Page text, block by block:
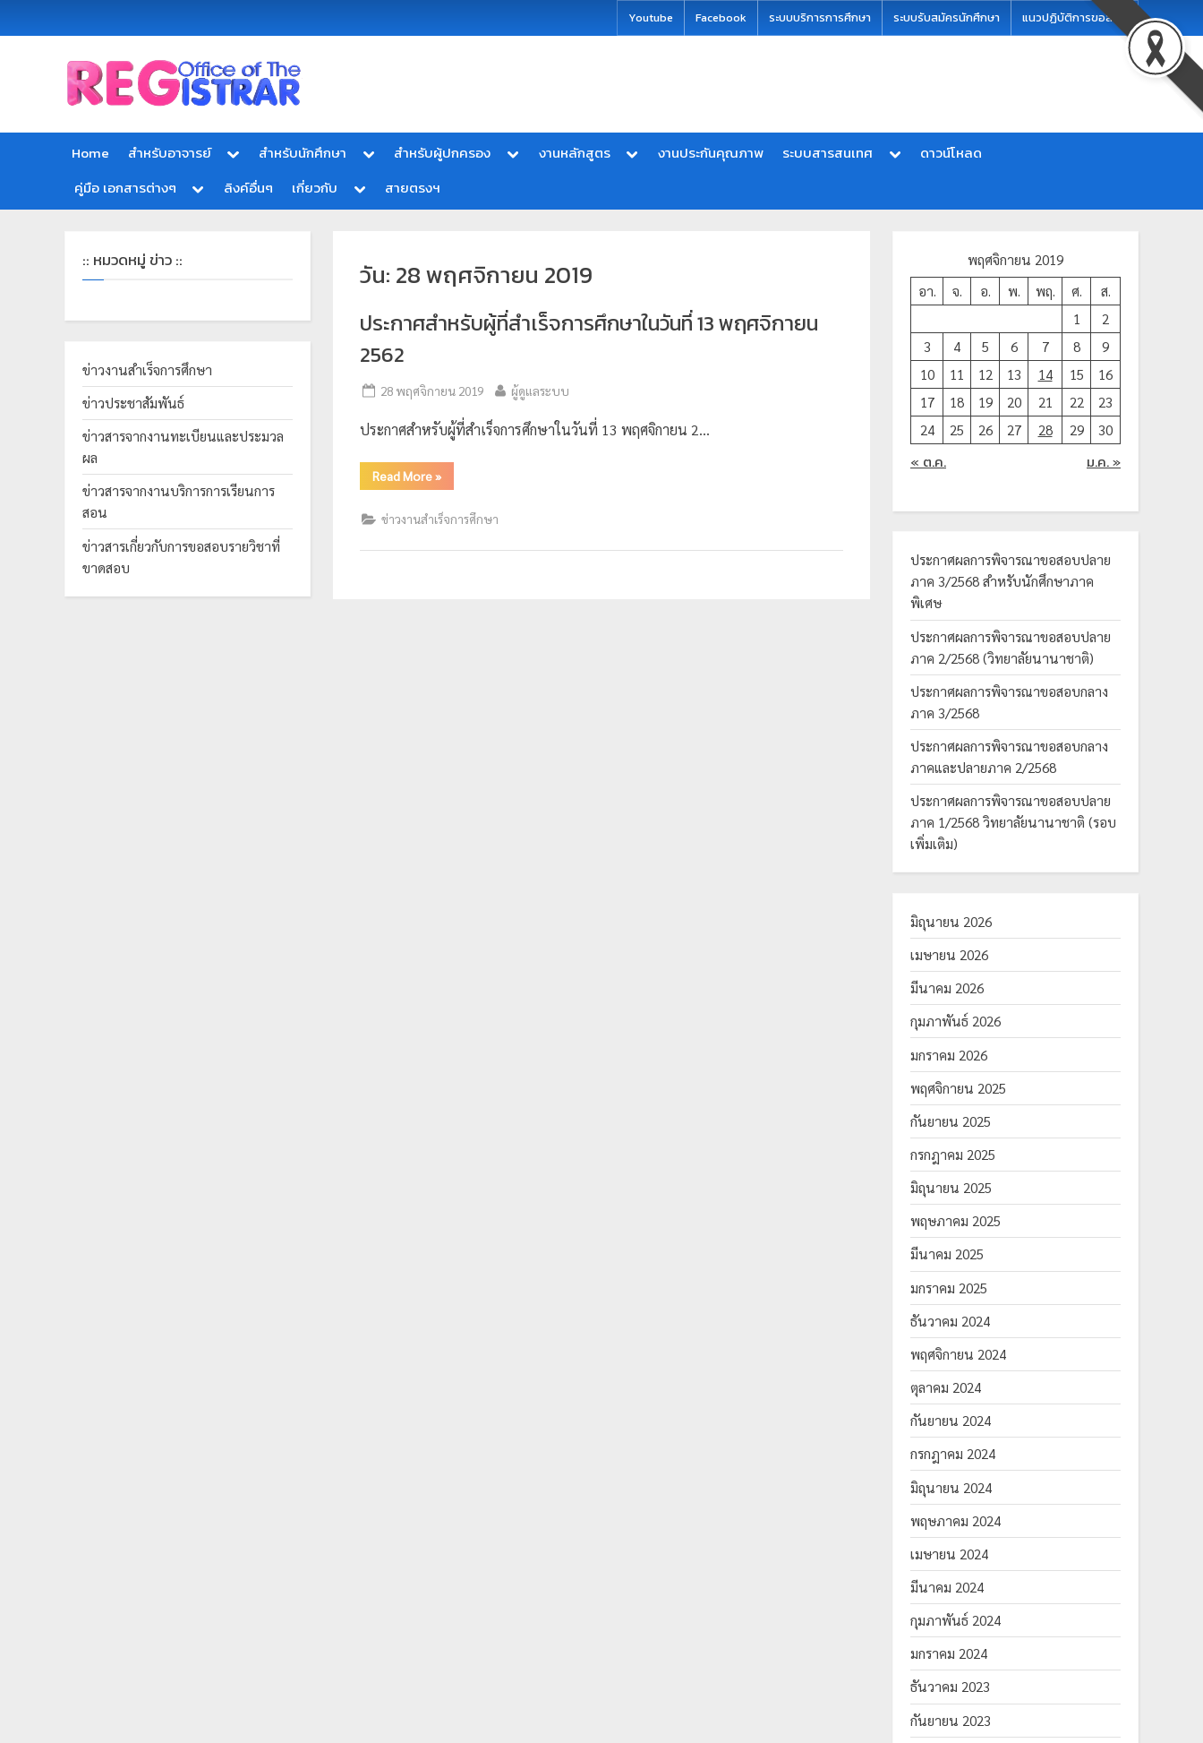
Youtube Facebook ระบบบริการการศึกษา ระบบรับสมัครนักศึกษา แนวปฏิบัติการขอสอบ
ก
ะ
แ
ม
Registrar
mai
Home สำหรับอาจารย์ สำหรับนักศึกษา สำหรับผู้ปกครอง งานหลักสูตร งานประกันคุณภาพ ระบบสารสนเทศ
ดาวน์โหลด
คู่มือ เอกสารต่างๆ
ลิงค์อื่นๆ เกี่ยวกับ สายตรงฯ
วัน: 28 พฤศจิกายน 2019
ประกาศสำหรับผู้ที่สำเร็จการศึกษาในวันที่ 13 พฤศจิกายน
2562​
28 พฤศจิกายน 2019 ผู้ดูแลระบบ
ประกาศสำหรับผู้ที่สำเร็จการศึกษาในวันที่ 13 พฤศจิกายน 2…
Read More»
ข่าวงานสำเร็จการศึกษา
:: หมวดหมู่ ข่าว ::
ข่าวงานสำเร็จการศึกษา
ข่าวประชาสัมพันธ์
ข่าวสารจากงานทะเบียนและประมวล
ผล
ข่าวสารจากงานบริการการเรียนการ
สอน
ข่าวสารเกี่ยวกับการขอสอบรายวิชาที่
ขาดสอบ
พฤศจิกายน 2019
อา.
จ. อ. พ. พฤ. ศ.
ส.
1
2
3
4 5 6 7 8
9
10
11 12 13 14 15
16
17
18 19 20 21 22
23
24
25 26 27 28 29 30
« ต.ค. ม.ค. »
ประกาศผลการพิจารณาขอสอบปลาย
ภาค 3/2568 สำหรับนักศึกษาภาค
พิเศษ
ประกาศผลการพิจารณาขอสอบปลาย
ภาค 2/2568 (วิทยาลัยนานาชาติ)
ประกาศผลการพิจารณาขอสอบกลาง
ภาค 3/2568
ประกาศผลการพิจารณาขอสอบกลาง
ภาคและปลายภาค 2/2568
ประกาศผลการพิจารณาขอสอบปลาย
ภาค 1/2568 วิทยาลัยนานาชาติ (รอบ
เพิ่มเติม)
มิถุนายน 2026
เมษายน 2026
มีนาคม 2026
กุมภาพันธ์ 2026
มกราคม 2026
พฤศจิกายน 2025
กันยายน 2025
กรกฎาคม 2025
มิถุนายน 2025
พฤษภาคม 2025
มีนาคม 2025
มกราคม 2025
ธันวาคม 2024
พฤศจิกายน 2024
ตุลาคม 2024
กันยายน 2024
กรกฎาคม 2024
มิถุนายน 2024
พฤษภาคม 2024
เมษายน 2024
มีนาคม 2024
กุมภาพันธ์ 2024
มกราคม 2024
ธันวาคม 2023
กันยายน 2023
modal-check